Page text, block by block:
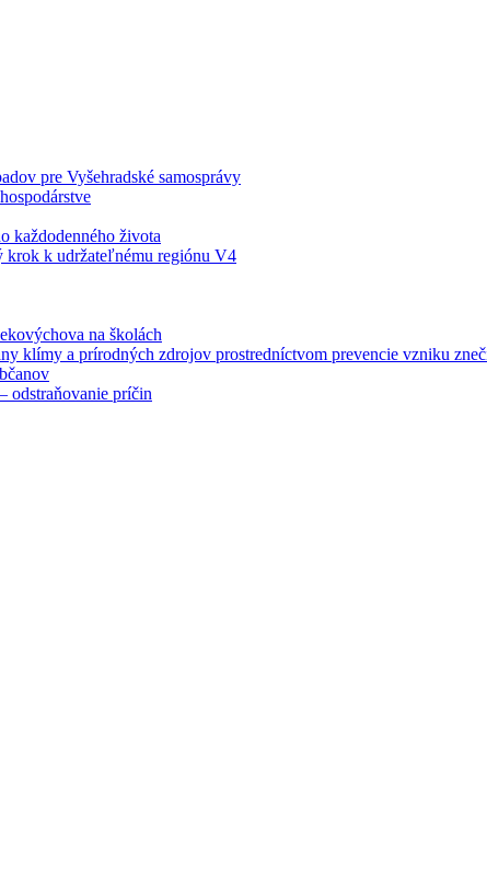
pre Vyšehradské samosprávy
každodenného života
krok k udržateľnému regiónu V4
na školách
klímy a prírodných zdrojov prostredníctvom prevencie vzniku
odstraňovanie príčin